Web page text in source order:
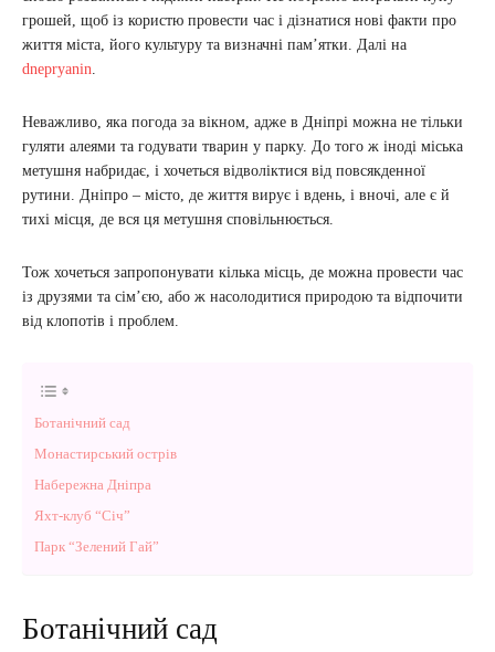
грошей, щоб із користю провести час і дізнатися нові факти про
життя міста, його культуру та визначні пам’ятки. Далі на
dnepryanin
Неважливо, яка погода за вікном, адже в Дніпрі можна не тільки
гуляти алеями та годувати тварин у парку. До того ж іноді міська
метушня набридає, і хочеться відволіктися від повсякденної
рутини. Дніпро – місто, де життя вирує і вдень, і вночі, але є й
тихі місця, де вся ця метушня сповільнюється.
Тож хочеться запропонувати кілька місць, де можна провести час
із друзями та сім’єю, або ж насолодитися природою та відпочити
від клопотів і проблем.
Ботанічний сад
Монастирський острів
Набережна Дніпра
Яхт-клуб “Січ”
Парк “Зелений Гай”
Ботанічний сад